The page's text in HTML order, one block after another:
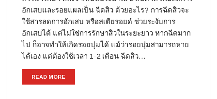
อักเสบและรอยแผลเป็น ฉีดสิว ด้วยอะไร? การฉีดสิวจะ
ใช้สารลดการอักเสบ หรือสเตียรอยด์ ช่วยระงับการ
อักเสบได้ แต่ไม่ใช่การรักษาสิวในระยะยาว หากฉีดมาก
ไป ก็อาจทำให้เกิดรอยบุ๋มได้ แม้ว่ารอยบุ๋มสามารถหาย
ได้เอง แต่ต้องใช้เวลา 1-2 เดือน ฉีดสิว…
READ MORE